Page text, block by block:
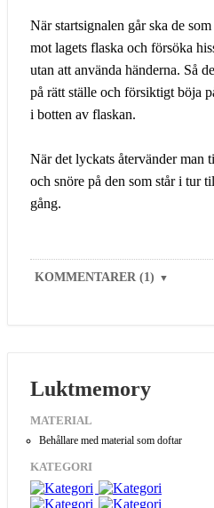
När startsignalen går ska de
mot lagets flaska och försöka
utan att använda händerna. Så
på rätt ställe och försiktigt böja
i botten av flaskan.
När det lyckats återvänder man
och snöre på den som står i tur
gång.
KOMMENTARER (1) ▼
Luktmemory
MATERIAL
Behållare med material som doftar
KATEGORI